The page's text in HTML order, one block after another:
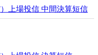
上場投信 中間決算短信